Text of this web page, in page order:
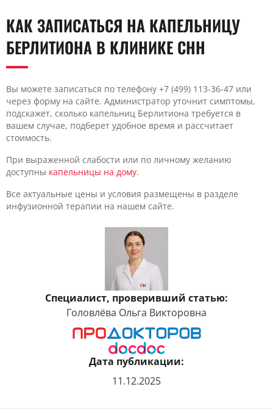
КАК ЗАПИСАТЬСЯ НА КАПЕЛЬНИЦУ
БЕРЛИТИОНА В КЛИНИКЕ CHH
Вы можете записаться по телефону +7 (499) 113-36-47 или
через форму на сайте. Администратор уточнит симптомы,
подскажет, сколько капельниц Берлитиона требуется в
вашем случае, подберет удобное время и рассчитает
стоимость.
При выраженной слабости или по личному желанию
доступны капельницы на дому.
Все актуальные цены и условия размещены в разделе
инфузионной терапии на нашем сайте.
Специалист, проверивший статью:
Головлёва Ольга Викторовна
Дата публикации:
11.12.2025